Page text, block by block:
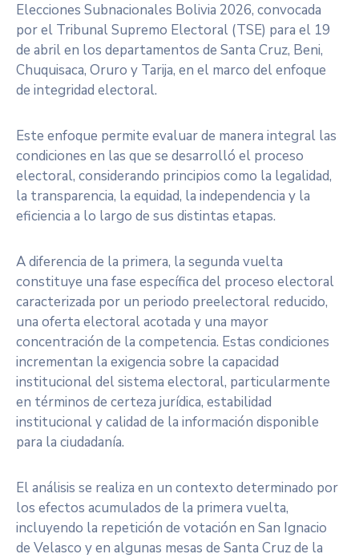
Elecciones Subnacionales Bolivia 2026, convocada
por el Tribunal Supremo Electoral (TSE) para el 19
de abril en los departamentos de Santa Cruz, Beni,
Chuquisaca, Oruro y Tarija, en el marco del enfoque
de integridad electoral.
Este enfoque permite evaluar de manera integral las
condiciones en las que se desarrolló el proceso
electoral, considerando principios como la legalidad,
la transparencia, la equidad, la independencia y la
eficiencia a lo largo de sus distintas etapas.
A diferencia de la primera, la segunda vuelta
constituye una fase específica del proceso electoral
caracterizada por un periodo preelectoral reducido,
una oferta electoral acotada y una mayor
concentración de la competencia. Estas condiciones
incrementan la exigencia sobre la capacidad
institucional del sistema electoral, particularmente
en términos de certeza jurídica, estabilidad
institucional y calidad de la información disponible
para la ciudadanía.
El análisis se realiza en un contexto determinado por
los efectos acumulados de la primera vuelta,
incluyendo la repetición de votación en San Ignacio
de Velasco y en algunas mesas de Santa Cruz de la